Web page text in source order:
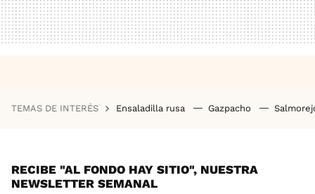
TEMAS DE INTERÉS Ensaladilla rusa Gazpacho
RECIBE "AL FONDO HAY SITIO", NUESTRA
NEWSLETTER SEMANAL